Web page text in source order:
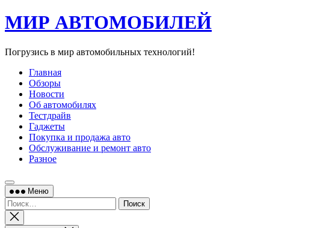
МИР АВТОМОБИЛЕЙ
Погрузись в мир автомобильных технологий!
Главная
Обзоры
Новости
Об автомобилях
Тестдрайв
Гаджеты
Покупка и продажа авто
Обслуживание и ремонт авто
Разное
Меню
Найти:
Закрыть
поиск